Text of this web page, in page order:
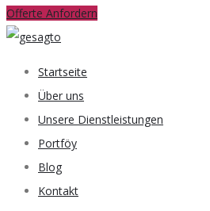
Offerte Anfordern
Startseite
Über uns
Unsere Dienstleistungen
Portföy
Blog
Kontakt